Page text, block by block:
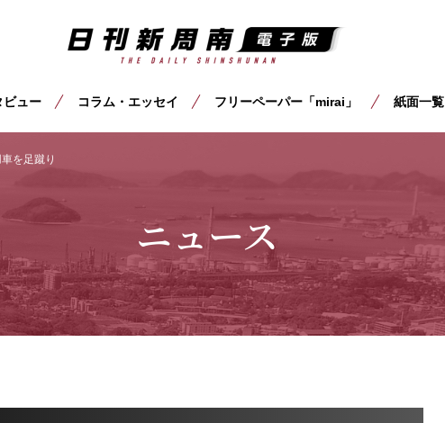
ビュー コラム・エッセイ フリーペーパー「mirai」 紙面一覧
を足蹴り
ニュース